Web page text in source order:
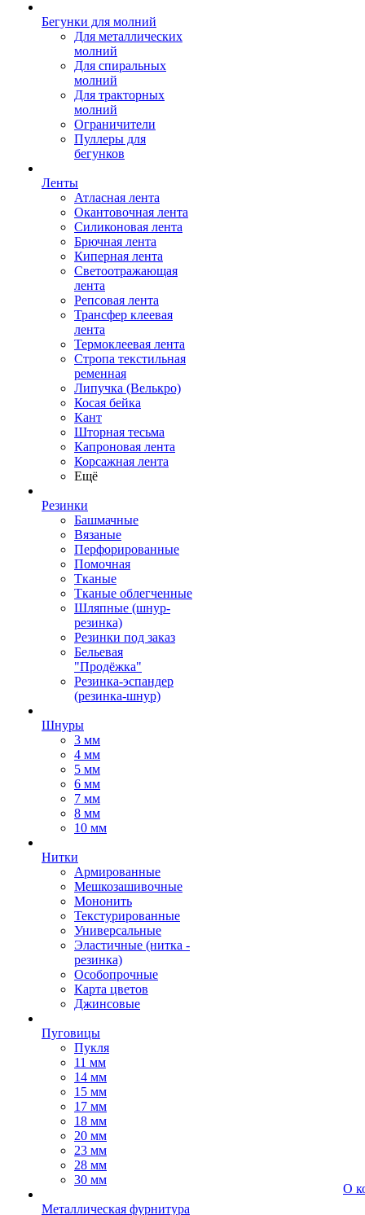
Бегунки для молний
Для металлических
молний
Для спиральных
молний
Для тракторных
молний
Ограничители
Пуллеры для
бегунков
Ленты
Атласная лента
Окантовочная лента
Силиконовая лента
Брючная лента
Киперная лента
Светоотражающая
лента
Репсовая лента
Трансфер клеевая
лента
Термоклеевая лента
Стропа текстильная
ременная
Липучка (Велькро)
Косая бейка
Кант
Шторная тесьма
Капроновая лента
Корсажная лента
Ещё
Резинки
Башмачные
Вязаные
Перфорированные
Помочная
Тканые
Тканые облегченные
Шляпные (шнур-
резинка)
Резинки под заказ
Бельевая
"Продёжка"
Резинка-эспандер
(резинка-шнур)
Шнуры
3 мм
4 мм
5 мм
6 мм
7 мм
8 мм
10 мм
Нитки
Армированные
Мешкозашивочные
Мононить
Текстурированные
Универсальные
Эластичные (нитка -
резинка)
Особопрочные
Карта цветов
Джинсовые
Пуговицы
Пукля
11 мм
14 мм
15 мм
17 мм
18 мм
20 мм
23 мм
28 мм
30 мм
Металлическая фурнитура
О